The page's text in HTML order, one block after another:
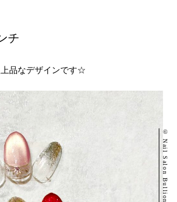
チ
品なデザインです☆
© Nail Salon Bullion.